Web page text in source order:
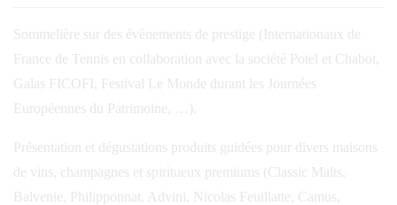
Sommelière sur des évènements de prestige (Internationaux de
France de Tennis en collaboration avec la société Potel et Chabot,
Galas FICOFI, Festival Le Monde durant les Journées
Européennes du Patrimoine, …).
Présentation et dégustations produits guidées pour divers maisons
de vins, champagnes et spiritueux premiums (Classic Malts,
Balvenie, Philipponnat, Advini, Nicolas Feuillatte, Camus,